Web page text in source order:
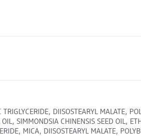
DIISOSTEARYL MALATE,
OIL, SIMMONDSIA CHINENSIS SEED
MICA, DIISOSTEARYL MALATE,